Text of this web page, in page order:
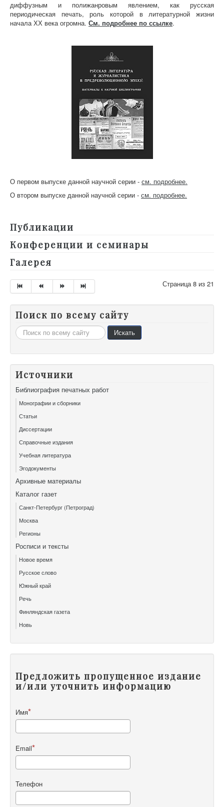
диффузным и полижанровым явлением, как русская
периодическая печать, роль которой в литературной жизни
начала ХХ века огромна. См. подробнее по ссылке.
О первом выпуске данной научной серии - см. подробнее.
О втором выпуске данной научной серии - см. подробнее.
Публикации
Конференции и семинары
Галерея
Страница 8 из 21
Поиск по всему сайту
Искать... Искать
Источники
Библиография печатных работ
Монографии и сборники
Статьи
Диссертации
Справочные издания
Учебная литература
Эгодокументы
Архивные материалы
Каталог газет
Санкт-Петербург (Петроград)
Москва
Регионы
Росписи и тексты
Новое время
Русское слово
Южный край
Речь
Финляндская газета
Новь
Предложить пропущенное издание
и/или уточнить информацию
Имя
Email
Телефон